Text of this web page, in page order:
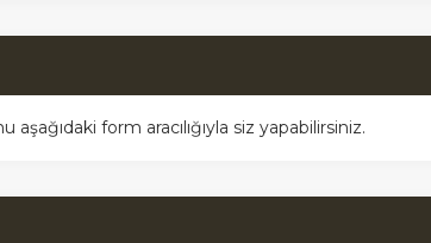
form aracılığıyla siz yapabilirsiniz.